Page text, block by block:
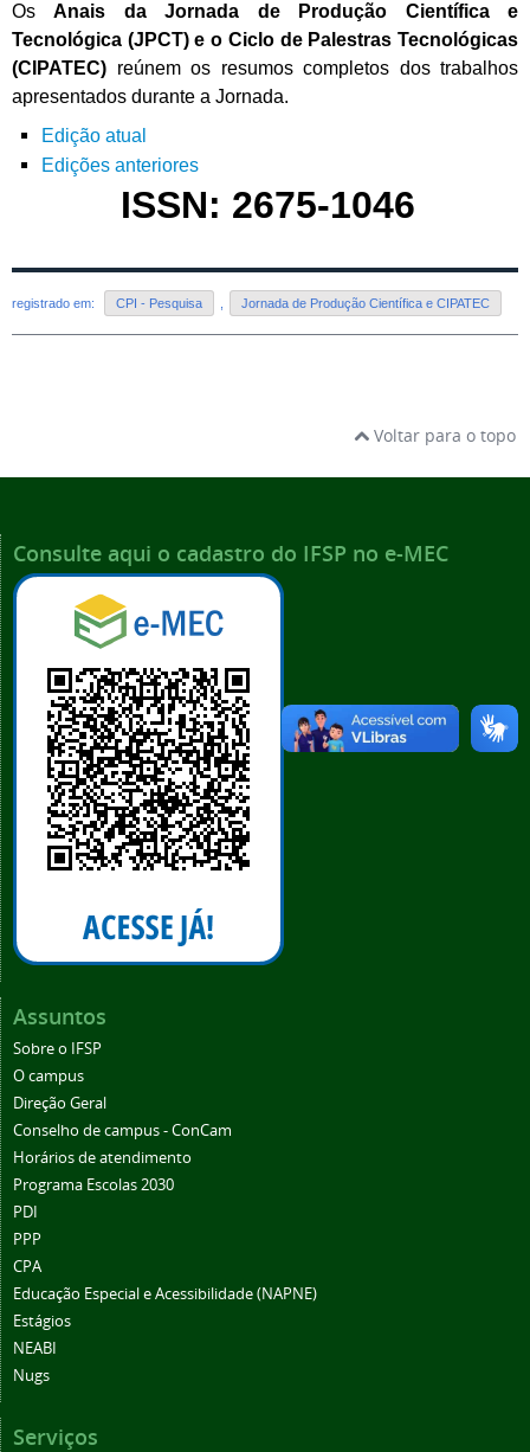
OsAnais da Jornada de Produção Científica e
Tecnológica (JPCT) e o Ciclo de Palestras Tecnológicas
(CIPATEC) reúnem os resumos completos dos trabalhos
apresentados durante a Jornada.
Edição atual
Edições anteriores
ISSN: 2675-1046
registrado em: CPI - Pesquisa Jornada de Produção Científica e CIPATEC
Voltar para o topo
Consulte aqui o cadastro do IFSP no e-MEC
Assuntos
Sobre o IFSP
O campus
Direção Geral
Conselho de campus - ConCam
Horários de atendimento
Programa Escolas 2030
PDI
PPP
CPA
Educação Especial e Acessibilidade (NAPNE)
Estágios
NEABI
Nugs
Serviços